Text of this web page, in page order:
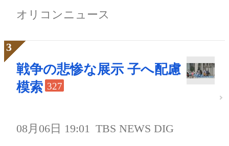
オリコンニュース
戦争の悲惨な展示 子へ配慮
模索 327
08月06日 19:01 TBS NEWS DIG